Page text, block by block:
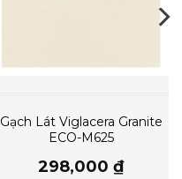
Gạch Lát Viglacera Granite
ECO-M625
298,000 ₫